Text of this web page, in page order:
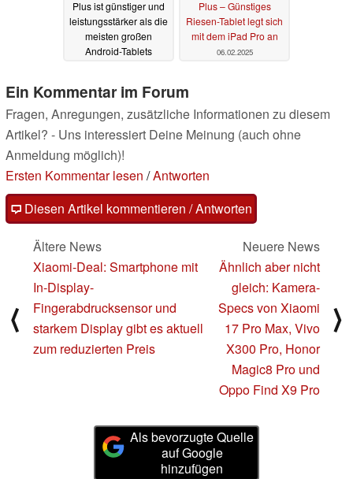
Plus ist günstiger und
leistungsstärker als die
meisten großen
Android-Tablets
Plus – Günstiges
Riesen-Tablet legt sich
mit dem iPad Pro an
06.02.2025
Ein Kommentar im Forum
Fragen, Anregungen, zusätzliche Informationen zu diesem
Artikel? - Uns interessiert Deine Meinung (auch ohne
Anmeldung möglich)!
Ersten Kommentar lesen /Antworten
Diesen Artikel kommentieren / Antworten
⟨
Ältere News
Xiaomi-Deal: Smartphone mit
In-Display-
Fingerabdrucksensor und
starkem Display gibt es aktuell
zum reduzierten Preis
Neuere News
Ähnlich aber nicht
gleich: Kamera-
Specs von Xiaomi
17 Pro Max, Vivo
X300 Pro, Honor
Magic8 Pro und
Oppo Find X9 Pro
⟩
Als bevorzugte Quelle
auf Google
hinzufügen